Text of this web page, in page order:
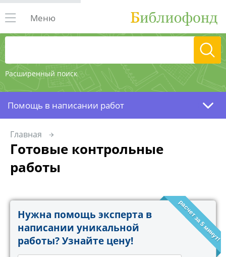
Расширенный поиск
Меню
Помощь в написании работ
Главная
Готовые контрольные
работы
расчет за 5 минут!
Нужна помощь эксперта в
написании уникальной
работы? Узнайте цену!